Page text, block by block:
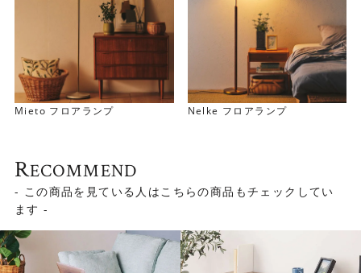
Mieto フロアランプ Nelke フロアランプ
RECOMMEND
- この商品を見ている人はこちらの商品もチェックしてい
ます -